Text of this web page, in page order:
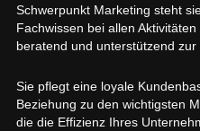
Schwerpunkt Marketing steht
Fachwissen bei allen
beratend und unterstützend zur
Sie pflegt eine loyale
Beziehung zu den wichtigsten
die die Effizienz Ihres